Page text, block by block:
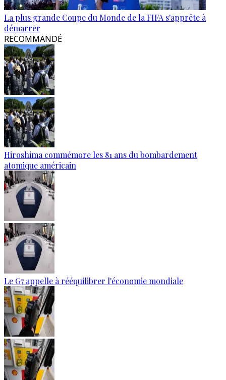
La plus grande Coupe du Monde de la FIFA s'apprête à
démarrer
RECOMMANDÉ
Hiroshima commémore les 81 ans du bombardement
atomique américain
Le G7 appelle à rééquilibrer l'économie mondiale